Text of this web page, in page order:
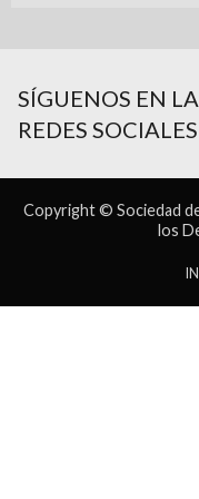
SÍGUENOS EN
REDES SOCIALES
Copyright © Sociedad
los